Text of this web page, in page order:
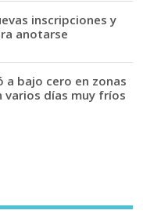
inscripciones y
anotarse
a bajo cero en zonas
varios días muy fríos